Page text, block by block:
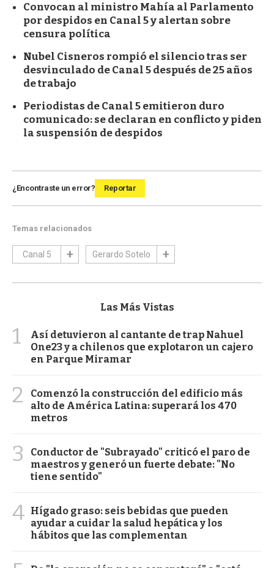
Convocan al ministro Mahía al Parlamento
por despidos en Canal 5 y alertan sobre
censura política
Nubel Cisneros rompió el silencio tras ser
desvinculado de Canal 5 después de 25 años
de trabajo
Periodistas de Canal 5 emitieron duro
comunicado: se declaran en conflicto y piden
la suspensión de despidos
¿Encontraste un error? Reportar
Temas relacionados
Canal 5 Gerardo Sotelo
Las Más Vistas
1
Así detuvieron al cantante de trap Nahuel
One23 y a chilenos que explotaron un cajero
en Parque Miramar
2
Comenzó la construcción del edificio más
alto de América Latina: superará los 470
metros
3
Conductor de "Subrayado" criticó el paro de
maestros y generó un fuerte debate: "No
tiene sentido"
4 Hígado graso: seis bebidas que pueden
ayudar a cuidar la salud hepática y los
hábitos que las complementan